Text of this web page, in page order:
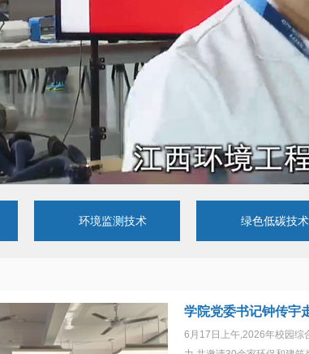
环境监测技术 绿色低碳技
学院党委书记钟传宇
6月17日上午,2026年校园综